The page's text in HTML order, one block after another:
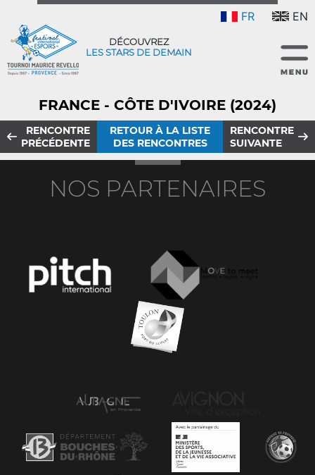
FR EN
DÉCOUVREZ
LES STARS DE DEMAIN
FRANCE - CÔTE D'IVOIRE (2024)
RENCONTRE
PRÉCÉDENTE
RETOUR À LA LISTE
DES RENCONTRES
RENCONTRE
SUIVANTE
NOS PARTENAIRES